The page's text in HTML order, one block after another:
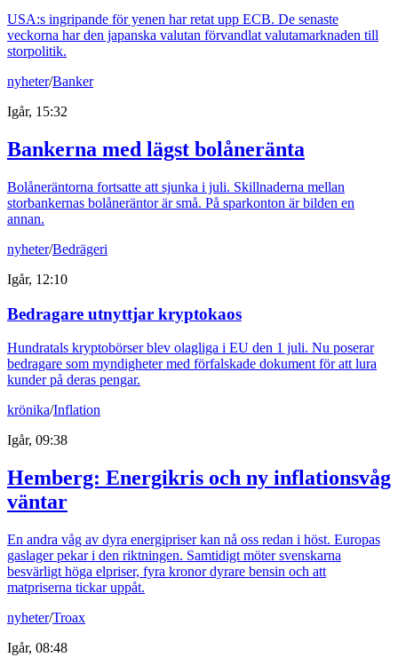
USA:s ingripande för yenen har retat upp ECB. De senaste
veckorna har den japanska valutan förvandlat valutamarknaden till
storpolitik.
nyheter/Banker
Igår, 15:32
Bankerna med lägst bolåneränta
Bolåneräntorna fortsatte att sjunka i juli. Skillnaderna mellan
storbankernas bolåneräntor är små. På sparkonton är bilden en
annan.
nyheter/Bedrägeri
Igår, 12:10
Bedragare utnyttjar kryptokaos
Hundratals kryptobörser blev olagliga i EU den 1 juli. Nu poserar
bedragare som myndigheter med förfalskade dokument för att lura
kunder på deras pengar.
krönika/Inflation
Igår, 09:38
Hemberg: Energikris och ny inflationsvåg
väntar
En andra våg av dyra energipriser kan nå oss redan i höst. Europas
gaslager pekar i den riktningen. Samtidigt möter svenskarna
besvärligt höga elpriser, fyra kronor dyrare bensin och att
matpriserna tickar uppåt.
nyheter/Troax
Igår, 08:48